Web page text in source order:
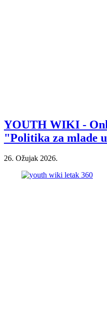
YOUTH WIKI -
"Politika za mlade
26. Ožujak 2026.